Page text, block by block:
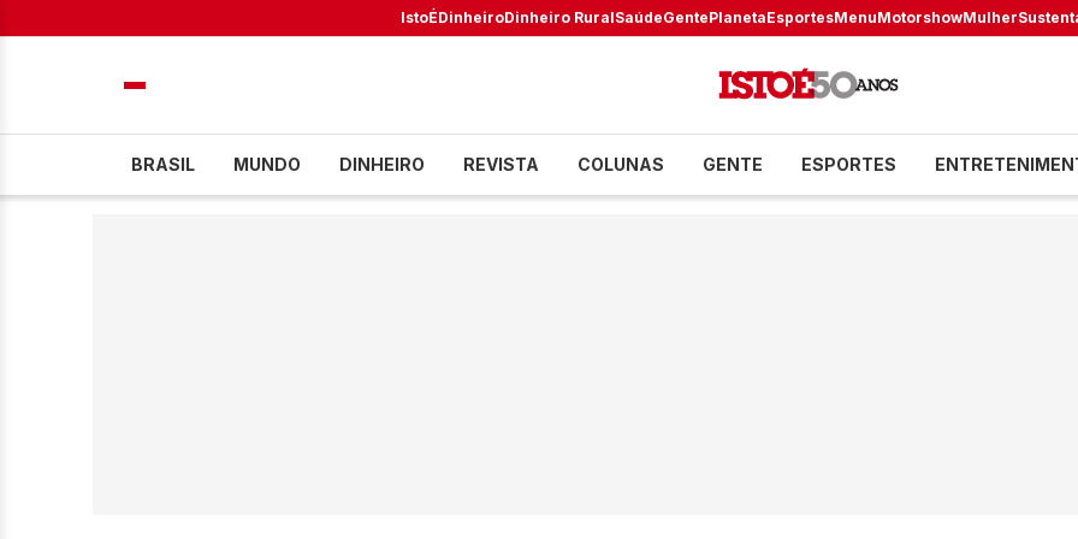
IstoÉDinheiroDinheiro RuralSaúdeGentePlanetaEsportesMenuMotorshowMulher
BRASIL MUNDO DINHEIRO REVISTA COLUNAS GENTE ESPORTES